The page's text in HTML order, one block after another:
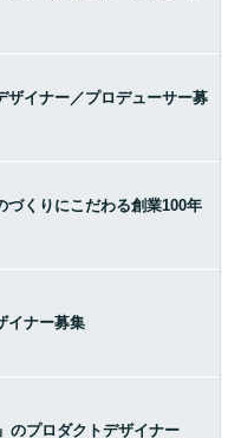
ザイナー／プロデューサー募
づくりにこだわる創業100年
イナー募集
のプロダクトデザイナー